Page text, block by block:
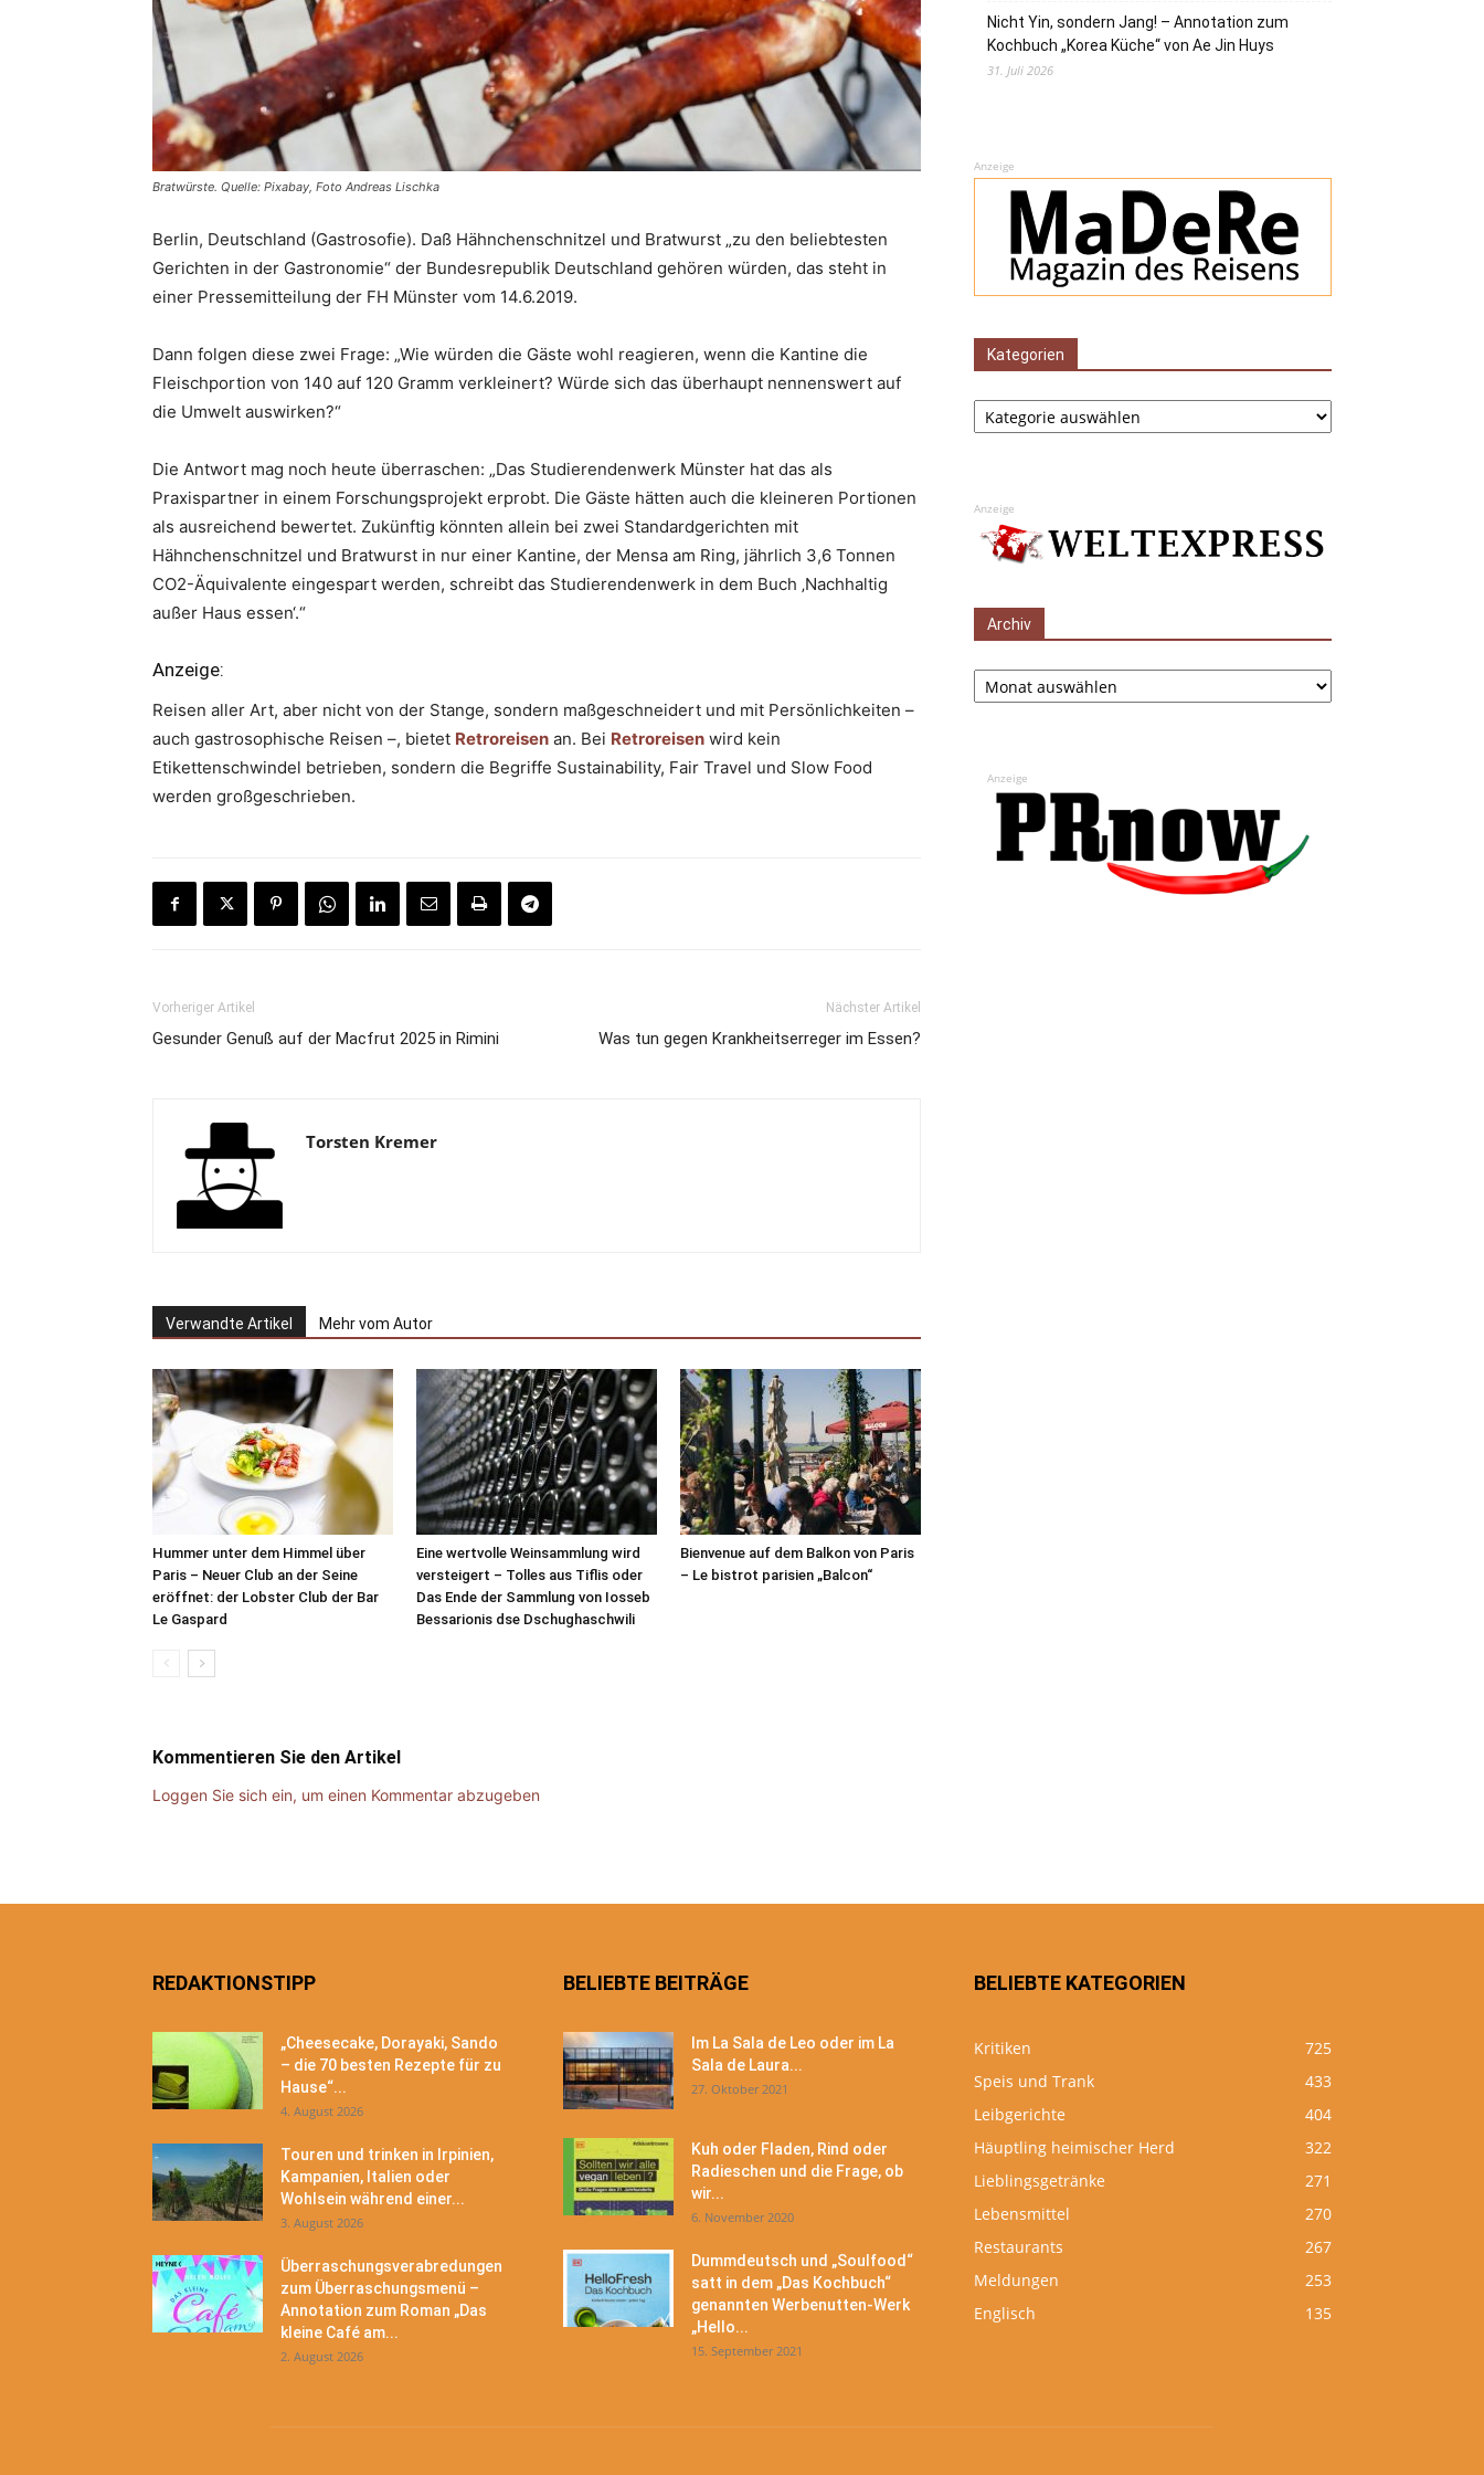
Bratwürste. Quelle: Pixabay, Foto Andreas Lischka
Berlin, Deutschland (Gastrosofie). Daß Hähnchenschnitzel und Bratwurst „zu den beliebtesten
Gerichten in der Gastronomie“ der Bundesrepublik Deutschland gehören würden, das steht in
einer Pressemitteilung der FH Münster vom 14.6.2019.
Dann folgen diese zwei Frage: „Wie würden die Gäste wohl reagieren, wenn die Kantine die
Fleischportion von 140 auf 120 Gramm verkleinert? Würde sich das überhaupt nennenswert auf
die Umwelt auswirken?“
Die Antwort mag noch heute überraschen: „Das Studierendenwerk Münster hat das als
Praxispartner in einem Forschungsprojekt erprobt. Die Gäste hätten auch die kleineren Portionen
als ausreichend bewertet. Zukünftig könnten allein bei zwei Standardgerichten mit
Hähnchenschnitzel und Bratwurst in nur einer Kantine, der Mensa am Ring, jährlich 3,6 Tonnen
CO2-Äquivalente eingespart werden, schreibt das Studierendenwerk in dem Buch ‚Nachhaltig
außer Haus essen‘.“
Anzeige:
Reisen aller Art, aber nicht von der Stange, sondern maßgeschneidert und mit Persönlichkeiten –
auch gastrosophische Reisen –, bietet Retroreisen an. Bei Retroreisen wird kein
Etikettenschwindel betrieben, sondern die Begriffe Sustainability, Fair Travel und Slow Food
werden großgeschrieben.
Vorheriger Artikel
Gesunder Genuß auf der Macfrut 2025 in Rimini
Nächster Artikel
Was tun gegen Krankheitserreger im Essen?
Torsten Kremer
Verwandte Artikel Mehr vom Autor
Hummer unter dem Himmel über
Paris – Neuer Club an der Seine
eröffnet: der Lobster Club der Bar
Le Gaspard
Eine wertvolle Weinsammlung wird
versteigert – Tolles aus Tiflis oder
Das Ende der Sammlung von Iosseb
Bessarionis dse Dschughaschwili
Bienvenue auf dem Balkon von Paris
– Le bistrot parisien „Balcon“
Kommentieren Sie den Artikel
Loggen Sie sich ein, um einen Kommentar abzugeben
Nicht Yin, sondern Jang! – Annotation zum
Kochbuch „Korea Küche“ von Ae Jin Huys
31. Juli 2026
Anzeige
Kategorien
Kategorien
Anzeige
Archiv
Archiv
Anzeige
REDAKTIONSTIPP
„Cheesecake, Dorayaki, Sando
– die 70 besten Rezepte für zu
Hause“...
4. August 2026
Touren und trinken in Irpinien,
Kampanien, Italien oder
Wohlsein während einer...
3. August 2026
Überraschungsverabredungen
zum Überraschungsmenü –
Annotation zum Roman „Das
kleine Café am...
2. August 2026
BELIEBTE BEITRÄGE
Im La Sala de Leo oder im La
Sala de Laura...
27. Oktober 2021
Kuh oder Fladen, Rind oder
Radieschen und die Frage, ob
wir...
6. November 2020
Dummdeutsch und „Soulfood“
satt in dem „Das Kochbuch“
genannten Werbenutten-Werk
„Hello...
15. September 2021
BELIEBTE KATEGORIEN
Kritiken
725
Speis und Trank
433
Leibgerichte
404
Häuptling heimischer Herd
322
Lieblingsgetränke
271
Lebensmittel
270
Restaurants
267
Meldungen
253
Englisch
135